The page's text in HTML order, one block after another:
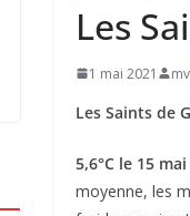
Les
1 mai 2021
Les Saints de
5,6°C le 15
moyenne, les